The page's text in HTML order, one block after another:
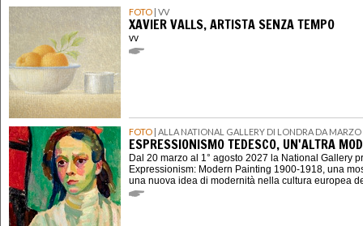
FOTO | VV
XAVIER VALLS, ARTISTA SENZA TEMPO
vv
FOTO | ALLA NATIONAL GALLERY DI LONDRA DA
ESPRESSIONISMO TEDESCO, UN'ALTRA
Dal 20 marzo al 1° agosto 2027 la National Gallery
Expressionism: Modern Painting 1900-1918, una
una nuova idea di modernità nella cultura europea